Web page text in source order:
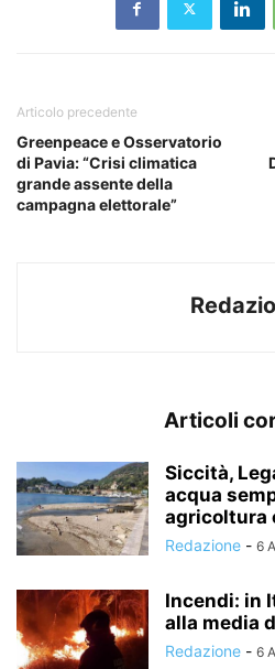
Articolo precedente
Greenpeace e Osservatorio
di Pavia: “Crisi climatica
grande assente della
campagna elettorale”
Articoli
Siccità,
acqua
agricoltura
Redazione - 6
Incendi: in
alla media
Redazione - 6